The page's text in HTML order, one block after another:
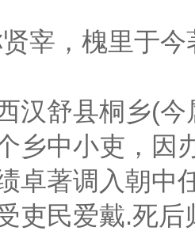
宰，槐里于今
汉舒县桐乡(
乡中小吏，因
卓著调入朝中
吏民爱戴.死